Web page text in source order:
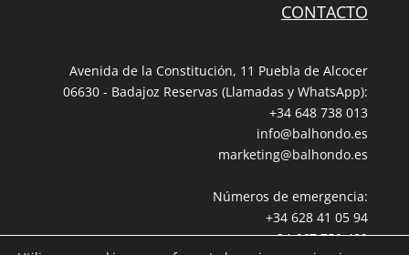
CONTACTO
Avenida de la Constitución, 11 Puebla de Alcocer
06630 - Badajoz Reservas (Llamadas y WhatsApp):
+34 648 738 013
info@balhondo.es
marketing@balhondo.es
Números de emergencia:
+34 628 41 05 94
+34 667 759 489